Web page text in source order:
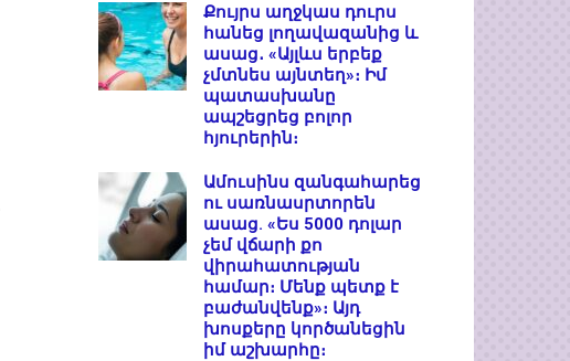
Քույրս աղջկաս դուրս
հանեց լողավազանից և
ասաց․ «Այլևս երբեք
չմտնես այնտեղ»։ Իմ
պատասխանը
ապշեցրեց բոլոր
հյուրերին։
Ամուսինս զանգահարեց
ու սառնասրտորեն
ասաց. «Ես 5000 դոլար
չեմ վճարի քո
վիրահատության
համար։ Մենք պետք է
բաժանվենք»։ Այդ
խոսքերը կործանեցին
իմ աշխարհը։